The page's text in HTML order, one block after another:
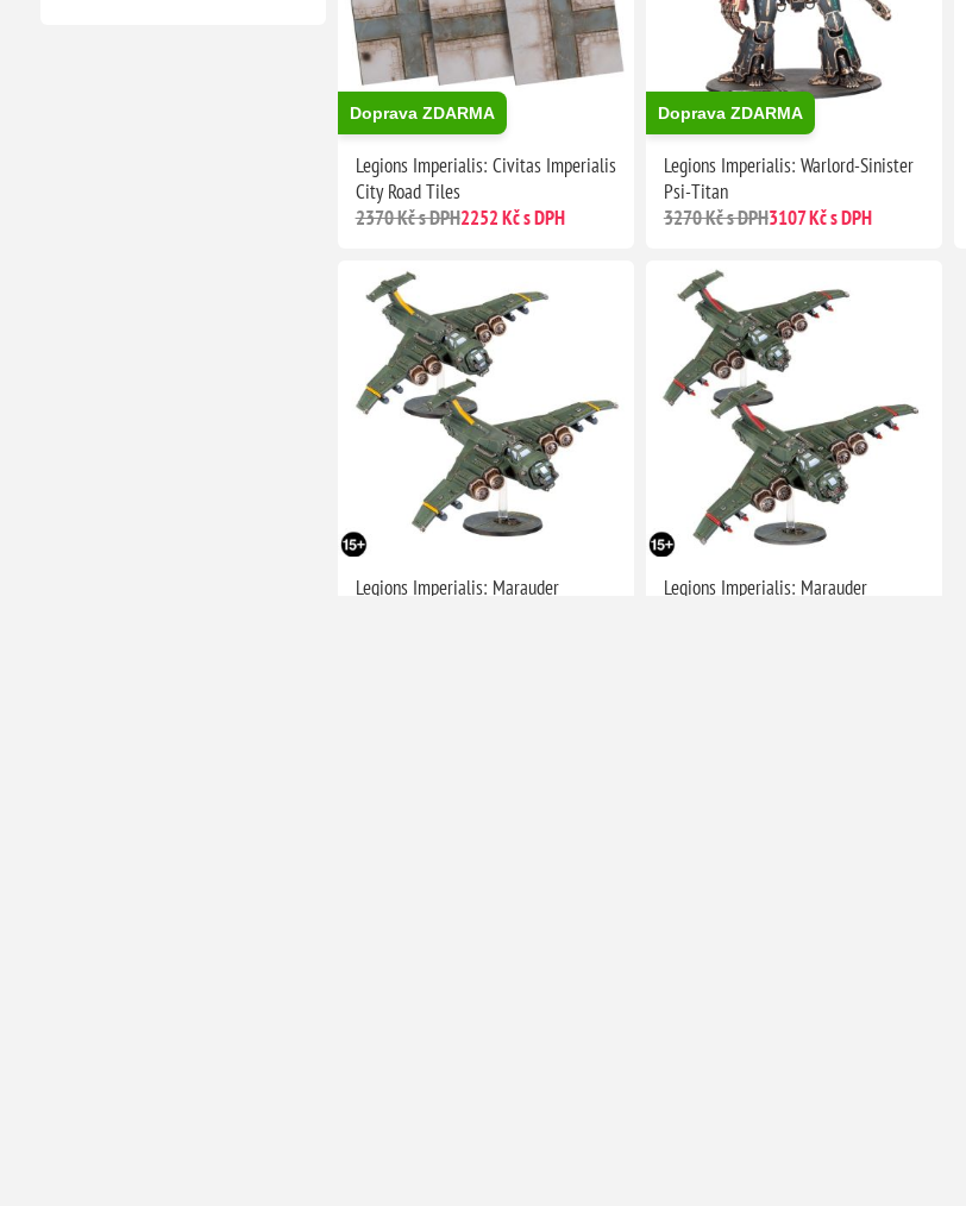
Doprava ZDARMA
Legions Imperialis: Civitas Imperialis
City Road Tiles
2370 Kč s DPH2252 Kč s DPH
Doprava ZDARMA
Legions Imperialis: Warlord-Sinister
Psi-Titan
3270 Kč s DPH3107 Kč s DPH
Legions Imperialis: Marauder
Legions Imperialis: Marauder